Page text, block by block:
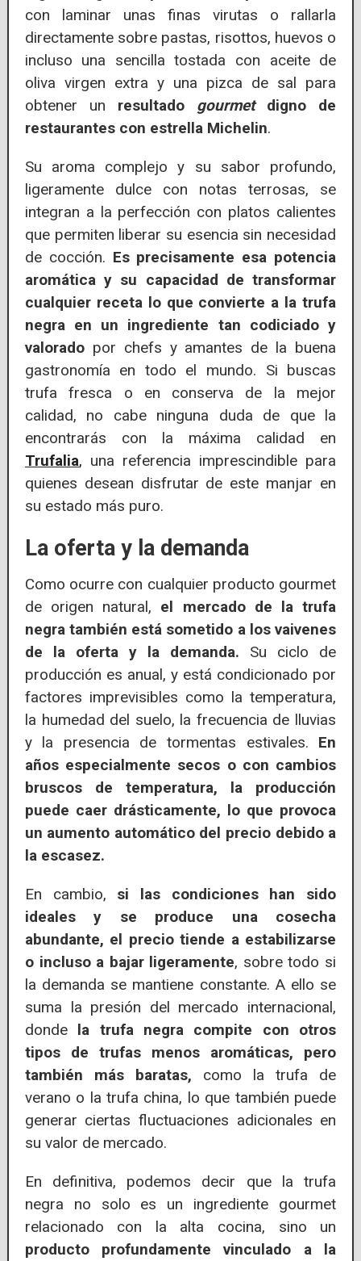
con laminar unas finas virutas o rallarla
directamente sobre pastas, risottos, huevos o
incluso una sencilla tostada con aceite de
oliva virgen extra y una pizca de sal para
obtener un resultado gourmet digno de
restaurantes con estrella Michelin.
Su aroma complejo y su sabor profundo,
ligeramente dulce con notas terrosas, se
integran a la perfección con platos calientes
que permiten liberar su esencia sin necesidad
de cocción. Es precisamente esa potencia
aromática y su capacidad de transformar
cualquier receta lo que convierte a la trufa
negra en un ingrediente tan codiciado y
valoradopor chefs y amantes de la buena
gastronomía en todo el mundo. Si buscas
trufa fresca o en conserva de la mejor
calidad, no cabe ninguna duda de que la
encontrarás con la máxima calidad en
Trufalia, una referencia imprescindible para
quienes desean disfrutar de este manjar en
su estado más puro.
La oferta y la demanda
Como ocurre con cualquier producto gourmet
de origen natural, el mercado de la trufa
negra también está sometido a los vaivenes
de la oferta y la demanda. Su ciclo de
producción es anual, y está condicionado por
factores imprevisibles como la temperatura,
la humedad del suelo, la frecuencia de lluvias
y la presencia de tormentas estivales. En
años especialmente secos o con cambios
bruscos de temperatura, la producción
puede caer drásticamente, lo que provoca
un aumento automático del precio debido a
la escasez.
En cambio, si las condiciones han sido
ideales y se produce una cosecha
abundante, el precio tiende a estabilizarse
o incluso a bajar ligeramente, sobre todo si
la demanda se mantiene constante. A ello se
suma la presión del mercado internacional,
donde la trufa negra compite con otros
tipos de trufas menos aromáticas, pero
también más baratas, como la trufa de
verano o la trufa china, lo que también puede
generar ciertas fluctuaciones adicionales en
su valor de mercado.
En definitiva, podemos decir que la trufa
negra no solo es un ingrediente gourmet
relacionado con la alta cocina, sino un
producto profundamente vinculado a la